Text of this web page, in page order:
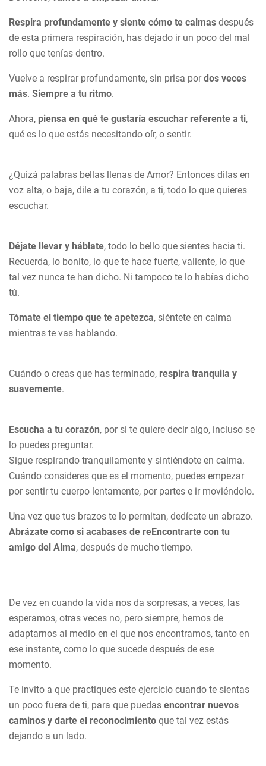
Respira profundamente y siente cómo te calmas después
de esta primera respiración, has dejado ir un poco del mal
rollo que tenías dentro.
Vuelve a respirar profundamente, sin prisa pordos veces
más. Siempre a tu ritmo.
Ahora, piensa en qué te gustaría escuchar referente a ti,
qué es lo que estás necesitando oír, o sentir.
¿Quizá palabras bellas llenas de Amor? Entonces dilas en
voz alta, o baja, dile a tu corazón, a ti, todo lo que quieres
escuchar.
Déjate llevar y háblate, todo lo bello que sientes hacia ti.
Recuerda, lo bonito, lo que te hace fuerte, valiente, lo que
tal vez nunca te han dicho. Ni tampoco te lo habías dicho
tú.
Tómate el tiempo que te apetezca, siéntete en calma
mientras te vas hablando.
Cuándo o creas que has terminado, respira tranquila y
suavemente.
Escucha a tu corazón, por si te quiere decir algo, incluso se
lo puedes preguntar.
Sigue respirando tranquilamente y sintiéndote en calma.
Cuándo consideres que es el momento, puedes empezar
por sentir tu cuerpo lentamente, por partes e ir moviéndolo.
Una vez que tus brazos te lo permitan, dedícate un abrazo.
Abrázate como si acabases de reEncontrarte con tu
amigo del Alma, después de mucho tiempo.
De vez en cuando la vida nos da sorpresas, a veces, las
esperamos, otras veces no, pero siempre, hemos de
adaptarnos al medio en el que nos encontramos, tanto en
ese instante, como lo que sucede después de ese
momento.
Te invito a que practiques este ejercicio cuando te sientas
un poco fuera de ti, para que puedas encontrar nuevos
caminos y darte el reconocimiento que tal vez estás
dejando a un lado.